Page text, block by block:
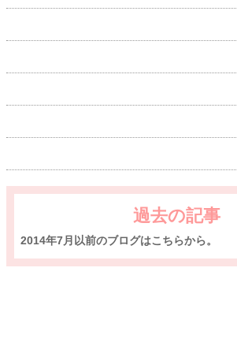
過去の記事
2014年7月以前のブログはこちらから。